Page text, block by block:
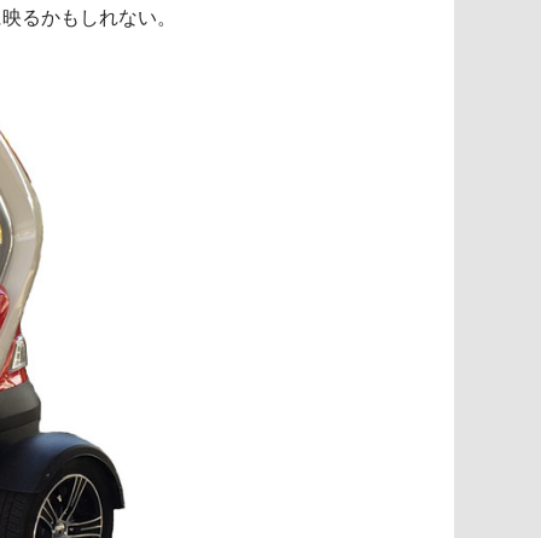
るかもしれない。